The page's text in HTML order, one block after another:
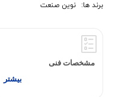
برند ها: نوین صنعت
مشخصات فنی